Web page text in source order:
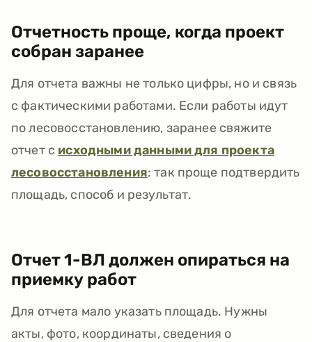
Отчетность проще, когда проект
собран заранее
Для отчета важны не только цифры, но и связь
с фактическими работами. Если работы идут
по лесовосстановлению, заранее свяжите
отчет с исходными данными для проекта
лесовосстановления: так проще подтвердить
площадь, способ и результат.
Отчет 1-ВЛ должен опираться на
приемку работ
Для отчета мало указать площадь. Нужны
акты, фото, координаты, сведения о